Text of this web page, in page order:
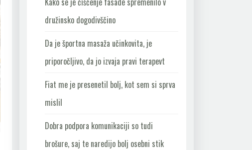
družinsko dogodivščino
Da je športna masaža učinkovita, je
priporočljivo, da jo izvaja pravi terapevt
Fiat me je presenetil bolj, kot sem si sprva
mislil
Dobra podpora komunikaciji so tudi
brošure, saj te naredijo bolj osebni stik